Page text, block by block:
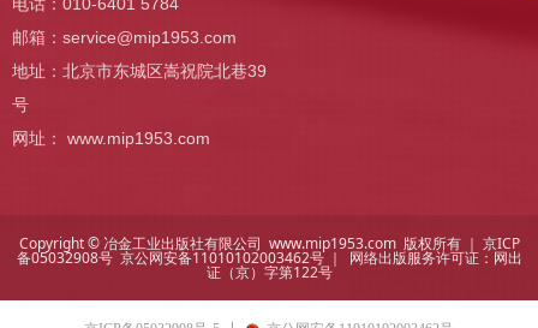
邮箱： service@mip1953.com
地址：北京市东城区嵩祝院北巷39
号
网址： www.mip1953.com
Copyright © 冶金工业出版社有限公司 www.mip1953.com 版权所有 ｜ 京ICP
备05032908号京公网安备11010102003462号 ｜ 网络出版服务许可证： 网出
证（京）字第122号